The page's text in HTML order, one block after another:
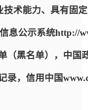
术能力、具有固
息公示系统http://
（黑名单），中国
录，信用中国